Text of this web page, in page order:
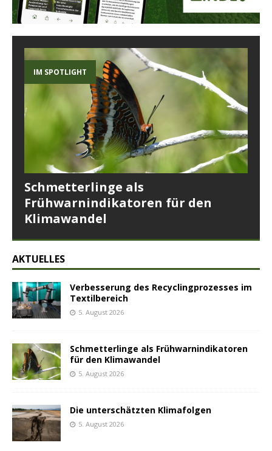
IM SPOTLIGHT
Schmetterlinge als
Frühwarnindikatoren für den
Klimawandel
AKTUELLES
Verbesserung des Recyclingprozesses im
Textilbereich
5. August 2026
Schmetterlinge als Frühwarnindikatoren
für den Klimawandel
5. August 2026
Die unterschätzten Klimafolgen
5. August 2026